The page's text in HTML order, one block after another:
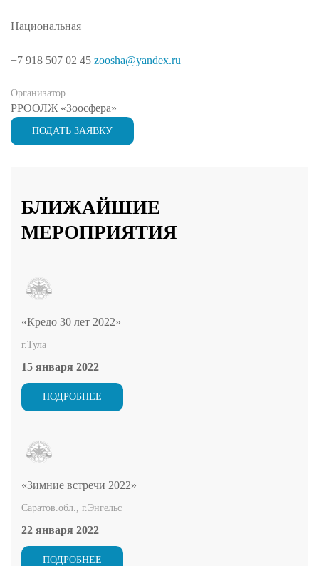
Национальная
+7 918 507 02 45 zoosha@yandex.ru
Организатор
РРООЛЖ «Зоосфера»
ПОДАТЬ ЗАЯВКУ
БЛИЖАЙШИЕ
МЕРОПРИЯТИЯ
«Кредо 30 лет 2022»
г.Тула
15 января 2022
ПОДРОБНЕЕ
«Зимние встречи 2022»
Саратов.обл., г.Энгельс
22 января 2022
ПОДРОБНЕЕ